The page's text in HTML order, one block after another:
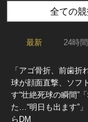
全ての
最新 24時間
「アゴ骨折、前歯
球が顔面直撃、ソフ
す“壮絶死球の瞬間”
た…“明日も出ます”
らDM